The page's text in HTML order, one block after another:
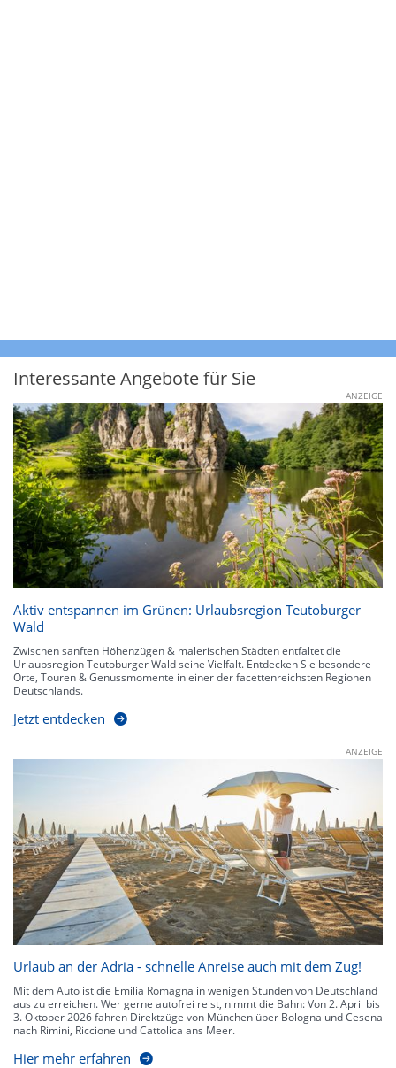
Interessante Angebote für Sie
ANZEIGE
Aktiv entspannen im Grünen: Urlaubsregion Teutoburger
Wald
Zwischen sanften Höhenzügen & malerischen Städten entfaltet die
Urlaubsregion Teutoburger Wald seine Vielfalt. Entdecken Sie besondere
Orte, Touren & Genussmomente in einer der facettenreichsten Regionen
Deutschlands.
Jetzt entdecken
ANZEIGE
Urlaub an der Adria - schnelle Anreise auch mit dem Zug!
Mit dem Auto ist die Emilia Romagna in wenigen Stunden von Deutschland
aus zu erreichen. Wer gerne autofrei reist, nimmt die Bahn: Von 2. April bis
3. Oktober 2026 fahren Direktzüge von München über Bologna und Cesena
nach Rimini, Riccione und Cattolica ans Meer.
Hier mehr erfahren